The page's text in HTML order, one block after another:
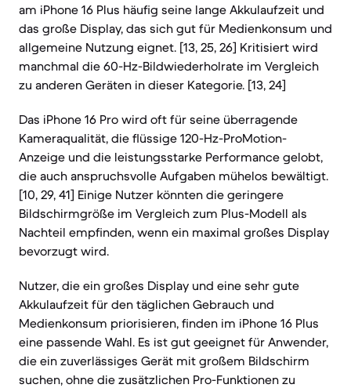
am iPhone 16 Plus häufig seine lange Akkulaufzeit und
das große Display, das sich gut für Medienkonsum und
allgemeine Nutzung eignet. [13, 25, 26] Kritisiert wird
manchmal die 60-Hz-Bildwiederholrate im Vergleich
zu anderen Geräten in dieser Kategorie. [13, 24]
Das iPhone 16 Pro wird oft für seine überragende
Kameraqualität, die flüssige 120-Hz-ProMotion-
Anzeige und die leistungsstarke Performance gelobt,
die auch anspruchsvolle Aufgaben mühelos bewältigt.
[10, 29, 41] Einige Nutzer könnten die geringere
Bildschirmgröße im Vergleich zum Plus-Modell als
Nachteil empfinden, wenn ein maximal großes Display
bevorzugt wird.
Nutzer, die ein großes Display und eine sehr gute
Akkulaufzeit für den täglichen Gebrauch und
Medienkonsum priorisieren, finden im iPhone 16 Plus
eine passende Wahl. Es ist gut geeignet für Anwender,
die ein zuverlässiges Gerät mit großem Bildschirm
suchen, ohne die zusätzlichen Pro-Funktionen zu